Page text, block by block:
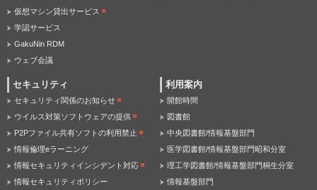
仮想マシン貸出サービス
学認サービス
GakuNin RDM
ウェブ会議
セキュリティ
セキュリティ関係のお知らせ
ウイルス対策ソフトウェアの提供
P2Pファイル共有ソフトの利用禁止
情報倫理eラーニング
情報セキュリティインシデント対応
情報セキュリティポリシー
利用案内
開館時間
図書館
中央図書館/情報基盤部門
医学図書館/情報基盤部門昭和分室
理工学図書館/情報基盤部門桐生分室
情報基盤部門